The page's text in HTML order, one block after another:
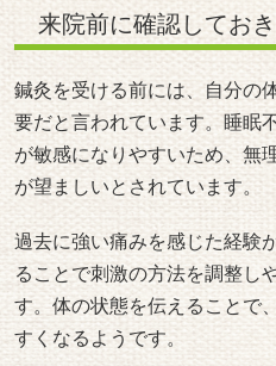
来院前に確認してお
鍼灸を受ける前には、自分の
要だと言われています。睡眠
が敏感になりやすいため、無
が望ましいとされています。
過去に強い痛みを感じた経験
ることで刺激の方法を調整し
す。体の状態を伝えることで
すくなるようです。